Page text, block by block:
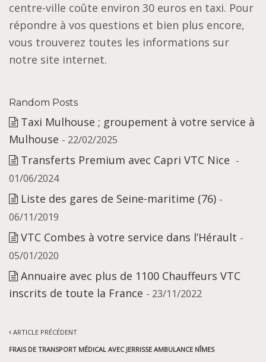
centre-ville coûte environ 30 euros en taxi. Pour
répondre à vos questions et bien plus encore,
vous trouverez toutes les informations sur
notre site internet.
Random Posts
Taxi Mulhouse ; groupement à votre service à
Mulhouse - 22/02/2025
Transferts Premium avec Capri VTC Nice -
01/06/2024
Liste des gares de Seine-maritime (76) -
06/11/2019
VTC Combes à votre service dans l’Hérault -
05/01/2020
Annuaire avec plus de 1100 Chauffeurs VTC
inscrits de toute la France - 23/11/2022
ARTICLE PRÉCÉDENT
FRAIS DE TRANSPORT MÉDICAL AVEC JERRISSE AMBULANCE NÎMES